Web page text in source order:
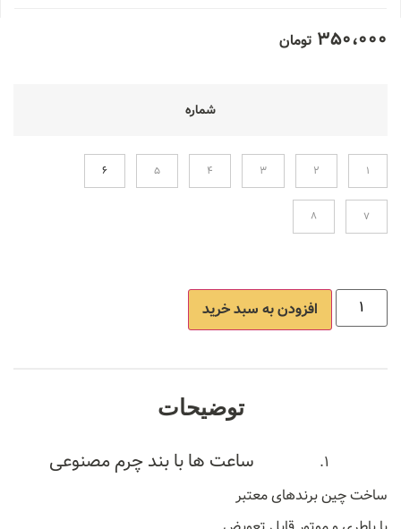
350،000 تومان
شماره
1
2
3
4
5
6
7
8
افزودن به سبد خرید
توضیحات
ساعت ها با بند چرم مصنوعی
ساخت چین برندهای معتبر